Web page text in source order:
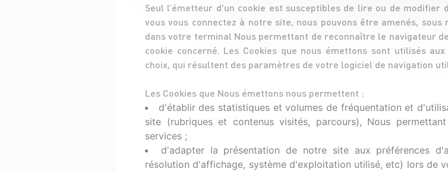
Seul l’émetteur d'un cookie est susceptibles de lire ou de modifier
vous vous connectez à notre site, nous pouvons être amenés,
dans votre terminal Nous permettant de reconnaître le navigateur
cookie concerné. Les Cookies que nous émettons sont utilisés
choix, qui résultent des paramètres de votre logiciel de navigation
Les Cookies que Nous émettons nous permettent :
d'établir des statistiques et volumes de fréquentation et
site (rubriques et contenus visités, parcours), Nous
services ;
d'adapter la présentation de notre site aux préférences
résolution d'affichage, système d'exploitation utilisé, etc) lors de